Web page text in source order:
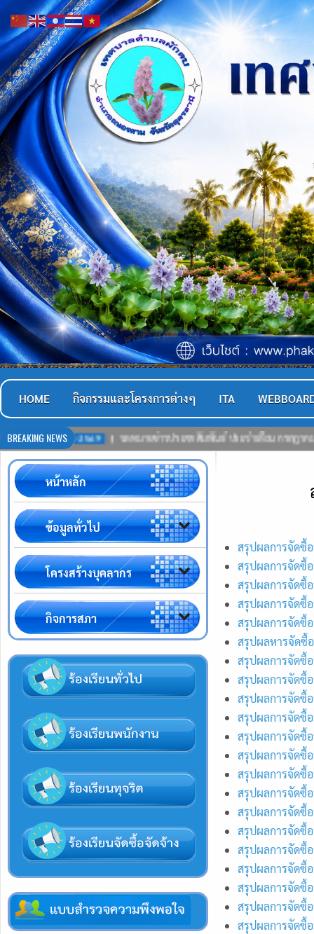
HOME กิจกรรมและโครงการต่างๆ ITA
BREAKING NEWS
2569 จดหมายข่าวประชาสัมพันธ์ ประจำเดือน กรกฎาคม 2569
สรุปผลการจัดซื้
สรุปผลการจัดซื้
สรุปผลการจัดซื้
สรุปผลการจัดซื้
สรุปผลการจัดซื้
สรุปผลหารจัดซื้
สรุปผลการจัดซื้
สรุปผลการจัดซื้
สรุปผลการจัดซื้
สรุปผลการจัดซื้
สรุปผลการจัดซื้
สรุปผลการจัดซื้
สรุปผลการจัดซื้
สรุปผลการจัดซื้
สรุปผลการจัดซื้
สรุปผลการจัดซื้
สรุปผลการจัดซื้
สรุปผลการจัดซื้
สรุปผลการจัดซื้
สรุปผลการจัดซื้
สรุปผลการจัดซื้
หน้าหลัก
ข้อมูลทั่วไป
โครงสร้างบุคลากร
กิจการสภา